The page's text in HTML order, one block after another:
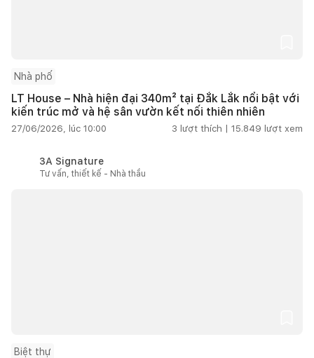
Nhà phố
LT House – Nhà hiện đại 340m² tại Đắk Lắk nổi bật với
kiến trúc mở và hệ sân vườn kết nối thiên nhiên
27/06/2026, lúc 10:00 3 lượt thích | 15.849 lượt xem
3A Signature
Tư vấn, thiết kế - Nhà thầu
Biệt thự